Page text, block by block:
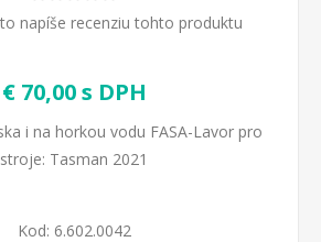
napíše recenziu tohto produktu
€ 70,00 s DPH
i na horkou vodu FASA-Lavor pro
stroje: Tasman 2021
Kod: 6.602.0042